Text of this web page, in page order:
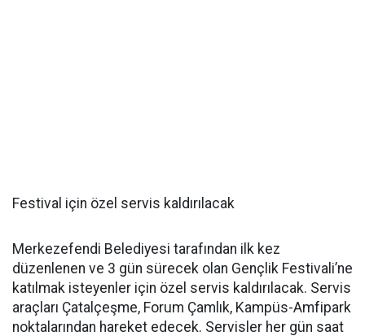
Festival için özel servis kaldırılacak
Merkezefendi Belediyesi tarafından ilk kez
düzenlenen ve 3 gün sürecek olan Gençlik Festivali’ne
katılmak isteyenler için özel servis kaldırılacak. Servis
araçları Çatalçeşme, Forum Çamlık, Kampüs-Amfipark
noktalarından hareket edecek. Servisler her gün saat